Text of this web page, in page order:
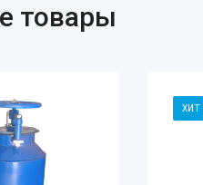
товары
ХИТ